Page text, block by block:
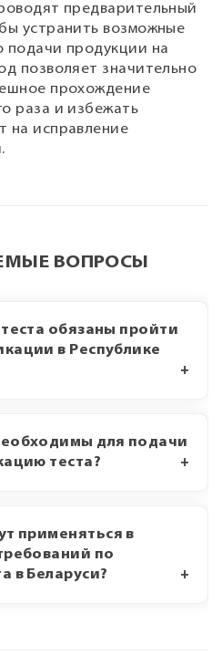
предварительный
устранить возможные
подачи продукции на
позволяет значительно
прохождение
раза и избежать
на исправление
ВОПРОСЫ
обязаны пройти
в Республике
для подачи
теста?
применяться в
по
в Беларуси?